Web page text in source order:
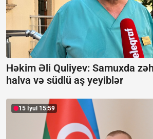
Həkim Əli Quliyev: Samuxda
halva və südlü aş yeyiblər
15 İyul 15:59